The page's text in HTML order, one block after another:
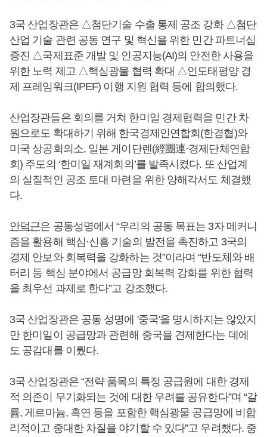
3국 산업장관은 △첨단기술 수출 통제 공조 강화 △첨단
산업 기술 관련 공동 연구 및 혁신을 위한 민간 파트너십
증진 △국제표준 개발 및 인공지능(AI)의 안전한 사용을
위한 노력 제고 △핵심광물 협력 확대 △인도태평양 경
제 프레임워크(IPEF) 이행 지원 협력 등에 합의했다.
산업장관들은 회의를 거쳐 한미일 경제협력을 민간 차
원으로도 확대하기 위해 한국경제인연합회(한경협)와
미국 상공회의소, 일본 게이단렌(經團連·경제단체연합
회) 주도의 ‘한미일 재계회의’를 발족시켰다. 또 산업계
의 실질적인 공조 토대 마련을 위한 양해각서도 체결했
다.
안덕근은 공동성명에서 “우리의 공동 목표는 3자 메커니
즘을 활용해 핵심·신흥 기술의 발전을 촉진하고 3국의
경제 안보와 회복력을 강화하는 것”이라며 “반도체와 배
터리 등 핵심 분야에서 공급망 회복력 강화를 위한 협력
을 최우선 과제로 한다”고 강조했다.
3국 산업장관은 공동 성명에 '중국'을 명시하지는 않았지
만 한미일이 공급망과 관련해 중국을 견제한다는 데에
도 공감대를 이뤘다.
3국 산업장관은 “전략 품목의 특정 공급원에 대한 경제
적 의존이 무기화되는 것에 대한 우려를 공유한다”며 “갈
륨, 게르마늄, 흑연 등을 포함한 핵심광물 공급망에 비합
리적이고 중대한 차질을 야기할 수 있다”고 우려했다. 중